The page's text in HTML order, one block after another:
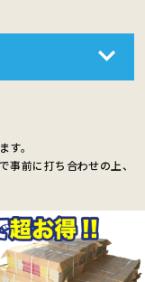
す。
事前に打ち合わせの上、